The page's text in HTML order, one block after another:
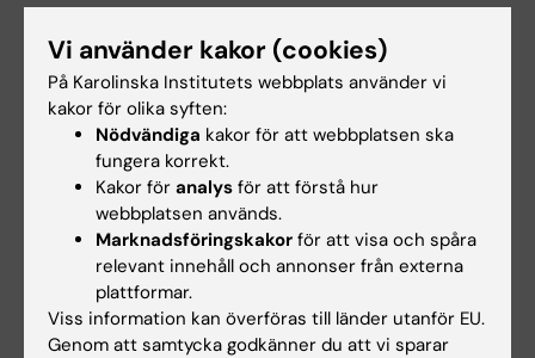
Kontaktuppgifter
Åsa Wiksten
kursansvarig/examinator
Telefon:
+46852486071
E-post:
asa.wiksten@ki.se
Vi använder kakor (cookies)
På Karolinska Institutets webbplats använder vi
kakor för olika syften:
Nödvändiga kakor för att webbplatsen ska
fungera korrekt.
Kakor för analys för att förstå hur
webbplatsen används.
Marknadsföringskakor för att visa och spåra
relevant innehåll och annonser från externa
plattformar.
Viss information kan överföras till länder utanför EU.
Genom att samtycka godkänner du att vi sparar